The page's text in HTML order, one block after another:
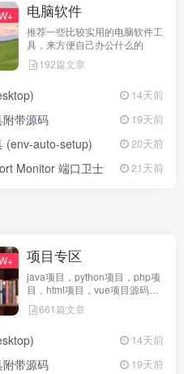
电脑软件
推荐一些比较实用的电脑软件工
具，来方便自己办公什么的
192篇文章
14天前
带源码 19天前
(env-auto-setup) 20天前
Monitor 端口卫士 21天前
项目专区
java项目，python项目，php项
目，html项目，vue项目源码免
费查看661篇文章
14天前
带源码 19天前